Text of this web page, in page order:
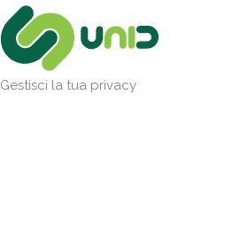
Gestisci la tua privacy
Vai
al
contenuto